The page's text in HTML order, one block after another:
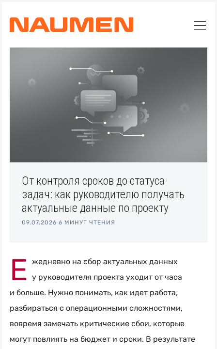
Искать
Блог
От контроля сроков до статуса
задач: как руководителю получать
актуальные данные по проекту
09.07.2026 6 МИНУТ ЧТЕНИЯ
Е
жедневно на сбор актуальных данных
у руководителя проекта уходит от часа
и больше. Нужно понимать, как идет работа,
разбираться с операционными сложностями,
вовремя замечать критические сбои, которые
могут повлиять на бюджет и сроки. В результате